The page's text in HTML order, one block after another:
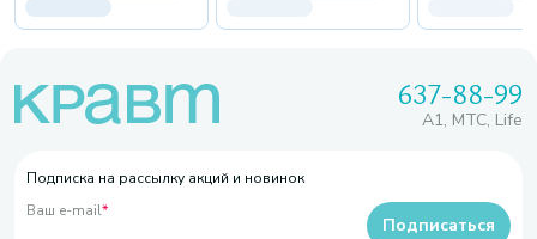
637-88-99
A1, МТС, Life
Подписка на рассылку акций и новинок
Ваш e-mail*
Подписаться